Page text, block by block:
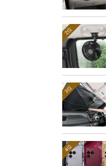
2位
3位
4位